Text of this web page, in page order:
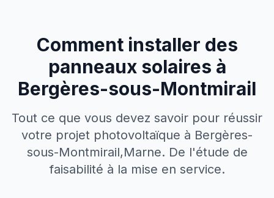
Comment installer des
panneaux solaires à
Bergères-sous-Montmirail
Tout ce que vous devez savoir pour réussir
votre projet photovoltaïque à Bergères-
sous-Montmirail,Marne. De l'étude de
faisabilité à la mise en service.